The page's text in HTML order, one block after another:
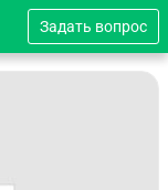
Задать вопрос